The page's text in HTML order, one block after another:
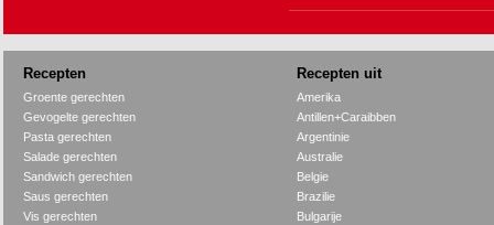
Recepten Recepten uit
Groente gerechten
Gevogelte gerechten
Pasta gerechten
Salade gerechten
Sandwich gerechten
Saus gerechten
Vis gerechten
Amerika
Antillen+Caraibben
Argentinie
Australie
Belgie
Brazilie
Bulgarije